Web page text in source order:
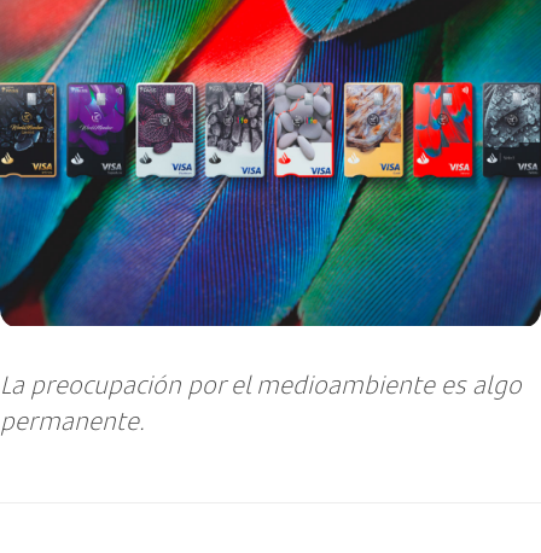
La preocupación por el medioambiente es algo
permanente.